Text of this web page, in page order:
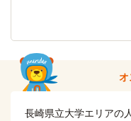
オ
長崎県立大学エリアの